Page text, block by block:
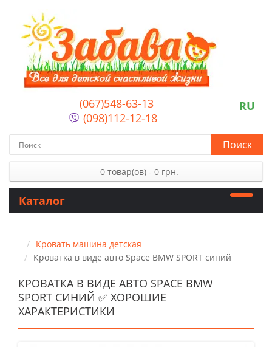
(067)548-63-13
(098)112-12-18
RU
Поиск
0 товар(ов) - 0 грн.
Каталог
Кровать машина детская
Кроватка в виде авто Space BMW SPORT синий
КРОВАТКА В ВИДЕ АВТО SPACE BMW
SPORT СИНИЙ ✅ ХОРОШИЕ
ХАРАКТЕРИСТИКИ